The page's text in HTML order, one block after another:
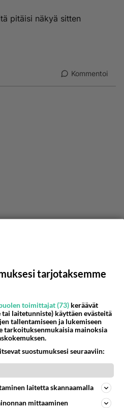
pitäisi näkyä sitten
Kommentoi
tarjotaksemme
toimittajat (73) keräävät
laitetunniste) käyttäen evästeitä
tallentamiseen ja lukemiseen
tarkoituksenmukaisia mainoksia
suostumuksesi seuraaviin:
laitetta skannaamalla
mittaaminen